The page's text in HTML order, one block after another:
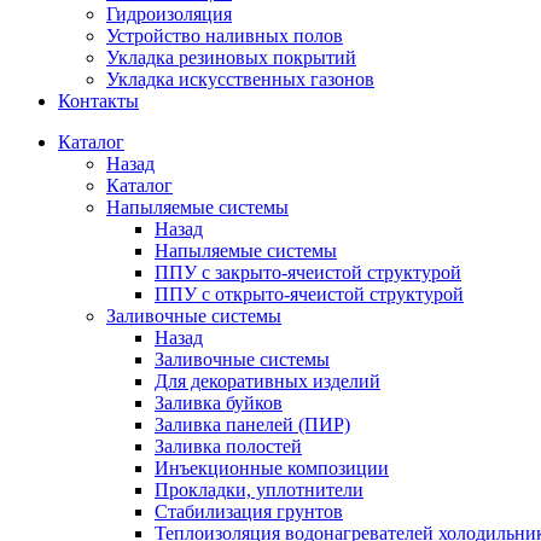
Гидроизоляция
Устройство наливных полов
Укладка резиновых покрытий
Укладка искусственных газонов
Контакты
Каталог
Назад
Каталог
Напыляемые системы
Назад
Напыляемые системы
ППУ с закрыто-ячеистой структурой
ППУ с открыто-ячеистой структурой
Заливочные системы
Назад
Заливочные системы
Для декоративных изделий
Заливка буйков
Заливка панелей (ПИР)
Заливка полостей
Инъекционные композиции
Прокладки, уплотнители
Стабилизация грунтов
Теплоизоляция водонагревателей